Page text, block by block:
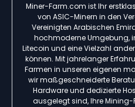
Miner-Farm.com ist Ihr
von ASIC-Minern in den
Vereinigten Arabischen
hochmoderne Umgebung,
Litecoin und eine Vielzahl
können. Mit jahrelanger
Farmen in unseren eigenen
wir maßgeschneiderte
Hardware und dedizierte
ausgelegt sind, Ihre